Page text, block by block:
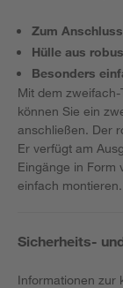
Zum
Hülle aus
Besonders
Mit dem
können Sie ein
anschließen. Der
Er verfügt am
Eingänge in Form
einfach montieren.
Sicherheits-
Informationen zur